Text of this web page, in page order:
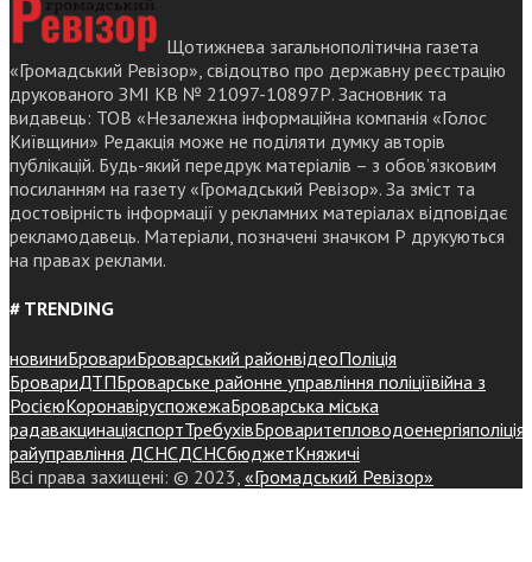
Щотижнева загальнополітична газета
«Громадський Ревізор», свідоцтво про державну реєстрацію
друкованого ЗМІ КВ № 21097-10897Р. Засновник та
видавець: ТОВ «Незалежна інформаційна компанія «Голос
Київщини» Редакція може не поділяти думку авторів
публікацій. Будь-який передрук матеріалів – з обов’язковим
посиланням на газету «Громадський Ревізор». За зміст та
достовірність інформації у рекламних матеріалах відповідає
рекламодавець. Матеріали, позначені значком Р друкуються
на правах реклами.
# TRENDING
новиниБровариБроварський районвідеоПоліція
БровариДТПБроварське районне управління поліціївійна з
РосієюКоронавіруспожежаБроварська міська
радавакцинаціяспортТребухівБроваритепловодоенергіяполіція
райуправління ДСНСДСНСбюджетКняжичі
Всі права захищені: © 2023, «Громадський Ревізор»